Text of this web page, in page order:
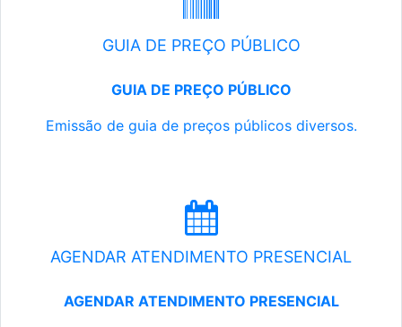
GUIA DE PREÇO PÚBLICO
GUIA DE PREÇO PÚBLICO
Emissão de guia de preços públicos diversos.
AGENDAR ATENDIMENTO PRESENCIAL
AGENDAR ATENDIMENTO PRESENCIAL